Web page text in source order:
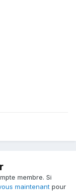
membre. Si
maintenant pour